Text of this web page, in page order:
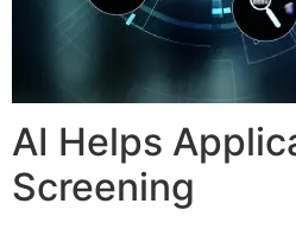
AI Helps
Screening